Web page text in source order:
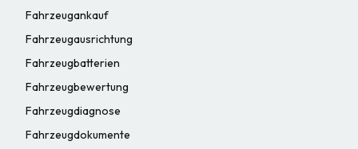
Fahrzeugankauf
Fahrzeugausrichtung
Fahrzeugbatterien
Fahrzeugbewertung
Fahrzeugdiagnose
Fahrzeugdokumente